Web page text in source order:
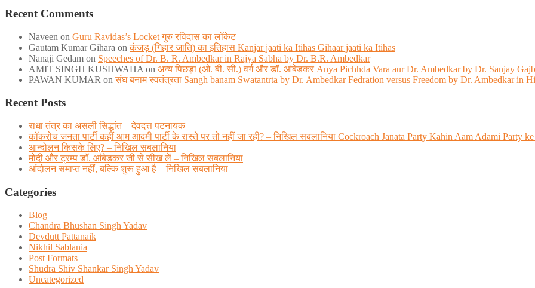
Recent Comments
Naveen on Guru Ravidas’s Locket गुरु रविदास का लॉकेट
Gautam Kumar Gihara onकंजड़ (गिहार जाति) का इतिहास Kanjar jaati ka Itihas Gihaar jaati ka Itihas
Nanaji Gedam on Speeches of Dr. B. R. Ambedkar in Rajya Sabha by Dr. B.R. Ambedkar
AMIT SINGH KUSHWAHA on अन्य पिछड़ा (ओ. बी. सी.) वर्ग और डॉ. आंबेडकर Anya Pichhda Vara aur Dr. Ambedkar by Dr. Sanjay
PAWAN KUMAR onसंघ बनाम स्वतंत्रता Sangh banam Swatantrta by Dr. Ambedkar Fedration versus Freedom by Dr. Ambedkar in
Recent Posts
राधा तंत्र का असली सिद्धांत – देवदत्त पटनायक
कॉकरोच जनता पार्टी कहीं आम आदमी पार्टी के रास्ते पर तो नहीं जा रही? – निखिल सबलानिया Cockroach Janata Party Kahin Aam Adami Party
आन्दोलन किसके लिए? – निखिल सबलानिया
मोदी और ट्रम्प डाॅ. आंबेडकर जी से सीख लें – निखिल सबलानिया
आंदोलन समाप्त नहीं, बल्कि शुरू हुआ है – निखिल सबलानिया
Categories
Blog
Chandra Bhushan Singh Yadav
Devdutt Pattanaik
Nikhil Sablania
Post Formats
Shudra Shiv Shankar Singh Yadav
Uncategorized